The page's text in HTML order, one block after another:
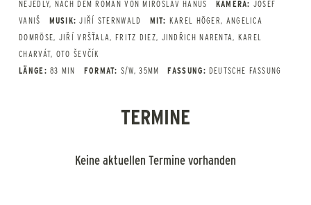
NEJEDLÝ, NACH DEM ROMAN VON MIROSLAV HANUŠ
KAMERA: JOSEF
VANIŠ
MUSIK: JIŘÍ STERNWALD MIT: KAREL HÖGER, ANGELICA
DOMRÖSE, JIŘÍ VRŠŤALA, FRITZ DIEZ, JINDŘICH NARENTA, KAREL
CHARVÁT, OTO ŠEVČÍK
LÄNGE: 83 MIN FORMAT: S/W, 35MM FASSUNG: DEUTSCHE FASSUNG
TERMINE
Keine aktuellen Termine vorhanden